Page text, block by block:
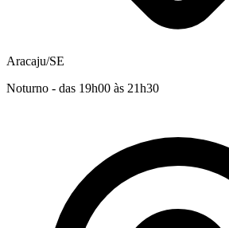
Aracaju/SE
Noturno - das 19h00 às 21h30